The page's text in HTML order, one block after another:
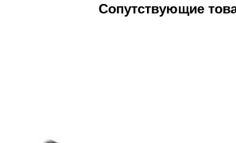
Сопутствующие